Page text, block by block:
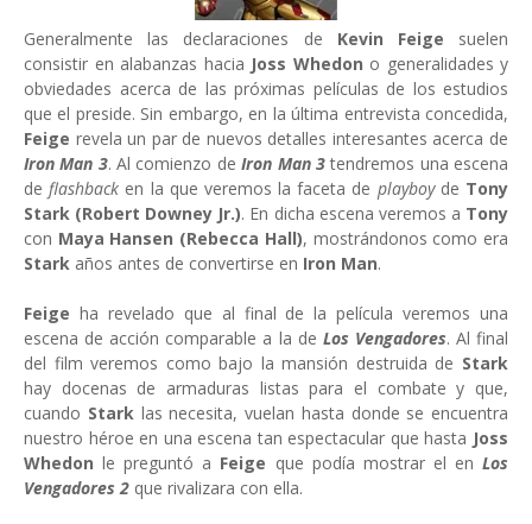
Generalmente las declaraciones de Kevin Feige suelen
consistir en alabanzas hacia Joss Whedon o generalidades y
obviedades acerca de las próximas películas de los estudios
que el preside. Sin embargo, en la última entrevista concedida,
Feige revela un par de nuevos detalles interesantes acerca de
Iron Man 3. Al comienzo deIron Man 3tendremos una escena
deflashback en la que veremos la faceta de playboy de Tony
Stark (Robert Downey Jr.). En dicha escena veremos a Tony
con Maya Hansen (Rebecca Hall), mostrándonos como era
Stark años antes de convertirse en Iron Man.
Feige ha revelado que al final de la película veremos una
escena de acción comparable a la de Los Vengadores. Al final
del film veremos como bajo la mansión destruida de Stark
hay docenas de armaduras listas para el combate y que,
cuando Stark las necesita, vuelan hasta donde se encuentra
nuestro héroe en una escena tan espectacular que hasta Joss
Whedon le preguntó a Feige que podía mostrar el enLos
Vengadores 2 que rivalizara con ella.